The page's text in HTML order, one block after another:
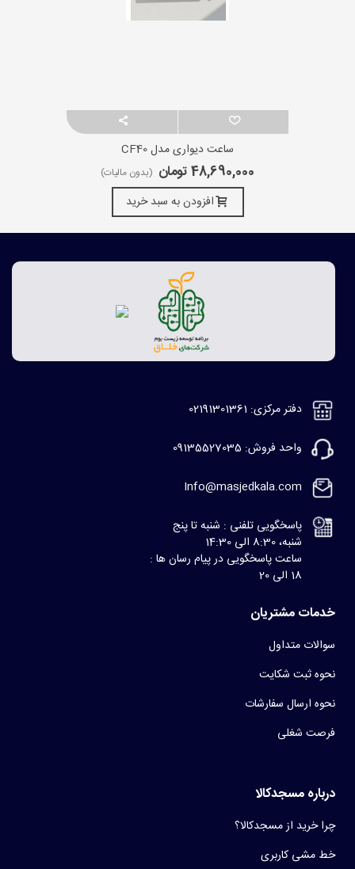
ساعت دیواری مدل CF40
48,690,000 تومان (بدون مالیات)
افزودن به سبد خرید
دفتر مرکزی: 02191301361
واحد فروش: 09135527035
Info@masjedkala.com
پاسخگویی تلفنی : شنبه تا پنج
شنبه، 8:30 الی 14:30
ساعت پاسخگویی در پیام رسان ها :
18 الی 20
خدمات مشتریان
سوالات متداول
نحوه ثبت شکایت
نحوه ارسال سفارشات
فرصت شغلی
درباره مسجدکالا
چرا خرید از مسجدکالا؟
خط مشی کاربری